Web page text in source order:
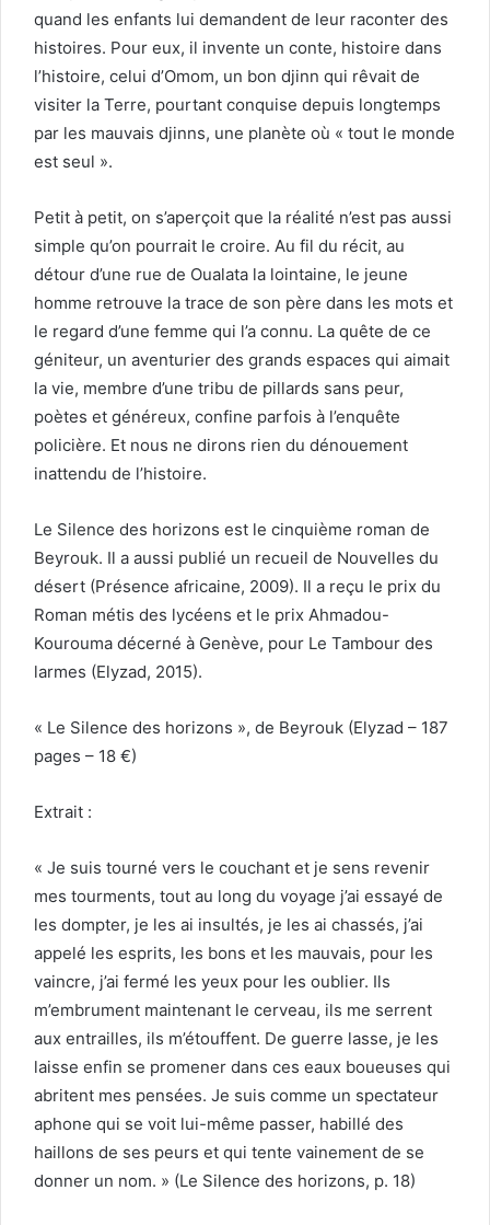
quand les enfants lui demandent de leur raconter des
histoires. Pour eux, il invente un conte, histoire dans
l’histoire, celui d’Omom, un bon djinn qui rêvait de
visiter la Terre, pourtant conquise depuis longtemps
par les mauvais djinns, une planète où « tout le monde
est seul ».
Petit à petit, on s’aperçoit que la réalité n’est pas aussi
simple qu’on pourrait le croire. Au fil du récit, au
détour d’une rue de Oualata la lointaine, le jeune
homme retrouve la trace de son père dans les mots et
le regard d’une femme qui l’a connu. La quête de ce
géniteur, un aventurier des grands espaces qui aimait
la vie, membre d’une tribu de pillards sans peur,
poètes et généreux, confine parfois à l’enquête
policière. Et nous ne dirons rien du dénouement
inattendu de l’histoire.
Le Silence des horizons est le cinquième roman de
Beyrouk. Il a aussi publié un recueil de Nouvelles du
désert (Présence africaine, 2009). Il a reçu le prix du
Roman métis des lycéens et le prix Ahmadou-
Kourouma décerné à Genève, pour Le Tambour des
larmes (Elyzad, 2015).
« Le Silence des horizons », de Beyrouk (Elyzad – 187
pages – 18 €)
Extrait :
« Je suis tourné vers le couchant et je sens revenir
mes tourments, tout au long du voyage j’ai essayé de
les dompter, je les ai insultés, je les ai chassés, j’ai
appelé les esprits, les bons et les mauvais, pour les
vaincre, j’ai fermé les yeux pour les oublier. Ils
m’embrument maintenant le cerveau, ils me serrent
aux entrailles, ils m’étouffent. De guerre lasse, je les
laisse enfin se promener dans ces eaux boueuses qui
abritent mes pensées. Je suis comme un spectateur
aphone qui se voit lui-même passer, habillé des
haillons de ses peurs et qui tente vainement de se
donner un nom. » (Le Silence des horizons, p. 18)